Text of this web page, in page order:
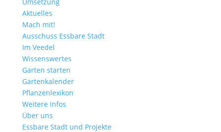
Aktuelles
Mach mit!
Ausschuss Essbare Stadt
Im Veedel
Wissenswertes
Garten starten
Gartenkalender
Pflanzenlexikon
Weitere Infos
Über uns
Essbare Stadt und Projekte